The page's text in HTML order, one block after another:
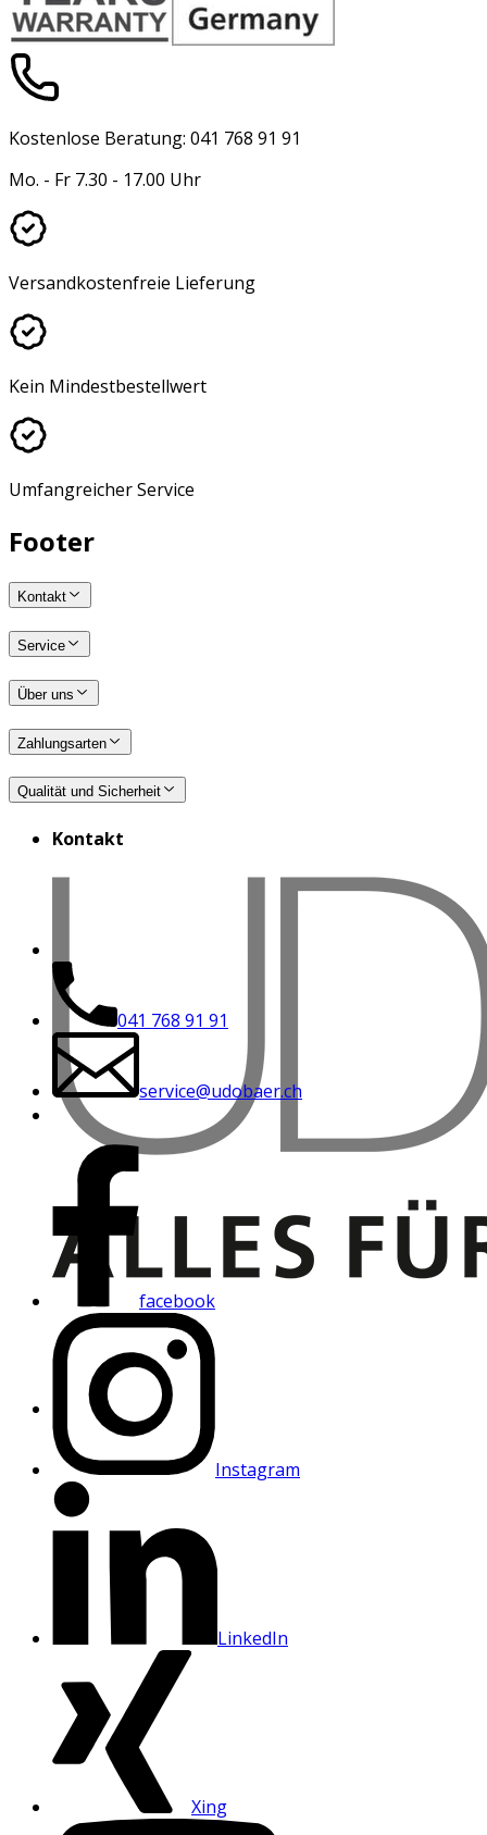
Kostenlose Beratung: 041 768 91 91
Mo. - Fr 7.30 - 17.00 Uhr
Versandkostenfreie Lieferung
Kein Mindestbestellwert
Umfangreicher Service
Footer
Kontakt
Service
Über uns
Zahlungsarten
Qualität und Sicherheit
Kontakt
041 768 91 91
service@udobaer.ch
facebook
Instagram
LinkedIn
Xing